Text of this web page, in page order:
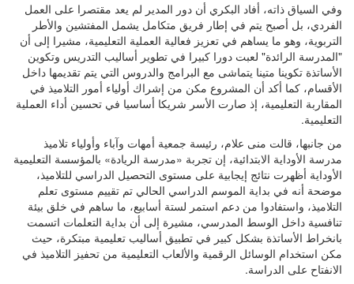
وفي السياق ذاته، أفاد البكري أن دور المدير لم يعد مقتصرا على العمل
الفردي، بل أصبح يتم في إطار فريق متكامل يشمل المفتشين والأطر
التربوية، وهو ما يساهم في تعزيز فعالية العملية التعليمية، مشيرا إلى أن
"المدرسة الرائدة" لعبت دورا كبيرا في تطوير أساليب التدريس وتكوين
الأساتذة تكوينا متينا يتماشى مع البرامج والدروس التي يتم تقديمها داخل
الأقسام، كما أكد أن المشروع مكن من إشراك أولياء أمور التلاميذ في
المقاربة التعليمية، إذ صارت الأسر شريكا أساسيا في تحسين أداء العملية
التعليمية.
من جانبها، قالت منى علام، رئيسة جمعية أمهات وآباء وأولياء تلاميذ
مدرسة الأوداية الابتدائية، إن تجربة «مدرسة الريادة» بالمؤسسة التعليمية
الأوداية أظهرت نتائج إيجابية على مستوى التحصيل الدراسي للتلاميذ،
موضحة أنه في بداية الموسم الدراسي الحالي تم تقييم مستوى تعلم
التلاميذ، واستفادوا من دعم استمر لستة أسابيع، ما ساهم في خلق بيئة
تنافسية داخل الوسط المدرسي، مشيرة إلى أن بداية التعلمات اتسمت
بانخراط الأساتذة بشكل كبير في تطبيق أساليب تعليمية مبتكرة، حيث
مكن استخدام الوسائل الرقمية والألعاب التعليمية من تحفيز التلاميذ في
الانفتاح على الدراسة.